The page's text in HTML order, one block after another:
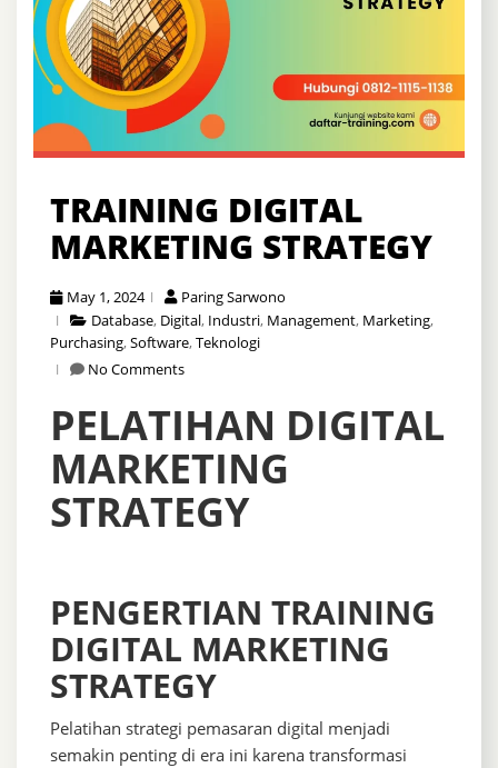
TRAINING DIGITAL
MARKETING STRATEGY
May 1, 2024
Paring Sarwono
Database, Digital, Industri, Management, Marketing,
Purchasing,Software,Teknologi
No Comments
PELATIHAN DIGITAL
MARKETING
STRATEGY
PENGERTIAN TRAINING
DIGITAL MARKETING
STRATEGY
Pelatihan strategi pemasaran digital menjadi
semakin penting di era ini karena transformasi